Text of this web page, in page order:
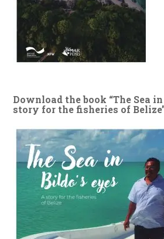
Download the book “The Sea in
story for the fisheries of